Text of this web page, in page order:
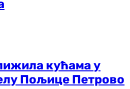
кућама у
Пољице Петрово